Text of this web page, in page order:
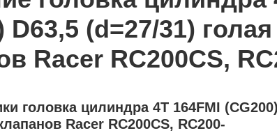
D63,5 (d=27/31)
Racer RC200CS,
головка цилиндра 4Т 164FMI
Racer RC200CS, RC200-